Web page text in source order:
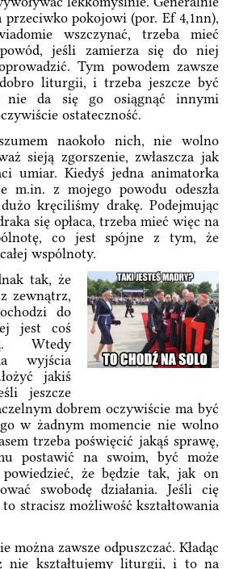
przeciwko pokojowi (por. Ef 4,1nn),
wszczynać, trzeba mieć
jeśli zamierza się do niej
Tym powodem zawsze
liturgii, i trzeba jeszcze być
nie da się go osiągnąć innymi
ostateczność.
naokoło nich, nie wolno
sieją zgorszenie, zwłaszcza jak
umiar. Kiedyś jedna animatorka
m.in. z mojego powodu odeszła
kręciliśmy drakę. Podejmując
się opłaca, trzeba mieć więc na
co jest spójne z tym, że
wspólnoty.
tak, że
zewnątrz,
do
jest coś
Wtedy
wyjścia
jakiś
jeszcze
dobrem oczywiście ma być
w żadnym momencie nie wolno
trzeba poświęcić jakąś sprawę,
postawić na swoim, być może
że będzie tak, jak on
swobodę działania. Jeśli cię
to stracisz możliwość kształtowania
zawsze odpuszczać. Kładąc
nie kształtujemy liturgii, i to na